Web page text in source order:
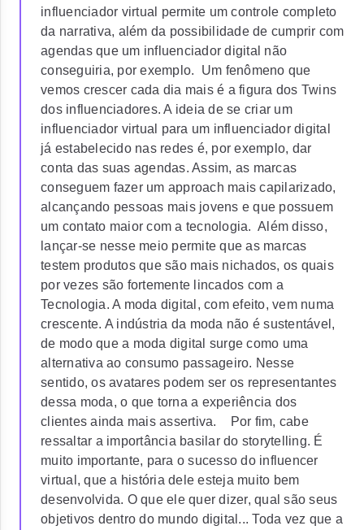
influenciador virtual permite um controle completo
da narrativa, além da possibilidade de cumprir com
agendas que um influenciador digital não
conseguiria, por exemplo. Um fenômeno que
vemos crescer cada dia mais é a figura dos Twins
dos influenciadores. A ideia de se criar um
influenciador virtual para um influenciador digital
já estabelecido nas redes é, por exemplo, dar
conta das suas agendas. Assim, as marcas
conseguem fazer um approach mais capilarizado,
alcançando pessoas mais jovens e que possuem
um contato maior com a tecnologia. Além disso,
lançar-se nesse meio permite que as marcas
testem produtos que são mais nichados, os quais
por vezes são fortemente lincados com a
Tecnologia. A moda digital, com efeito, vem numa
crescente. A indústria da moda não é sustentável,
de modo que a moda digital surge como uma
alternativa ao consumo passageiro. Nesse
sentido, os avatares podem ser os representantes
dessa moda, o que torna a experiência dos
clientes ainda mais assertiva. Por fim, cabe
ressaltar a importância basilar do storytelling. É
muito importante, para o sucesso do influencer
virtual, que a história dele esteja muito bem
desenvolvida. O que ele quer dizer, qual são seus
objetivos dentro do mundo digital... Toda vez que a